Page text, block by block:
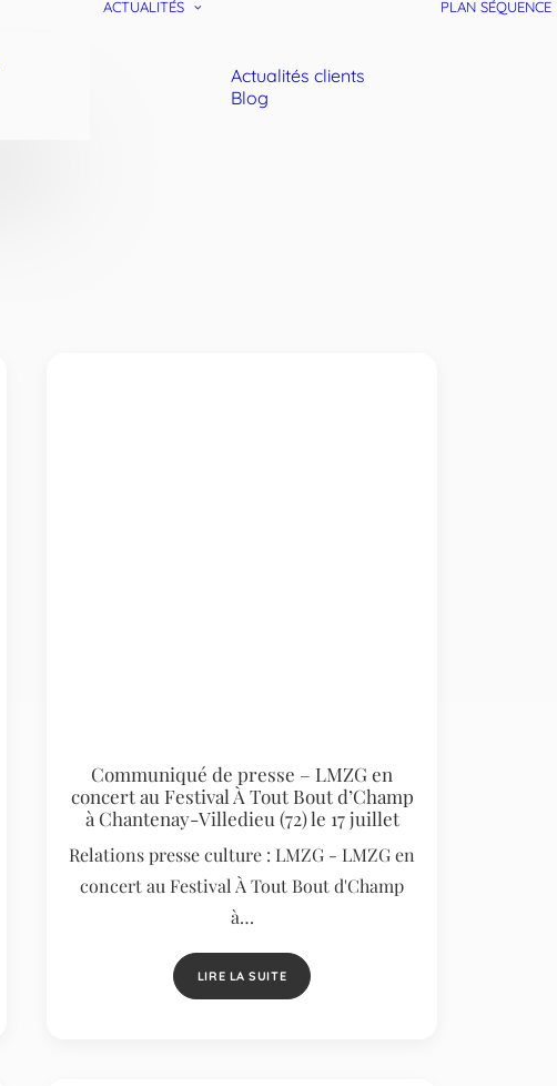
ACTUALITÉS
Actualités clients
Blog
PLAN SÉQUENCE
Communiqué de presse – LMZG en
concert au Festival À Tout Bout d’Champ
à Chantenay-Villedieu (72) le 17 juillet
Relations presse culture : LMZG - LMZG en
concert au Festival À Tout Bout d'Champ
à…
LIRE LA SUITE